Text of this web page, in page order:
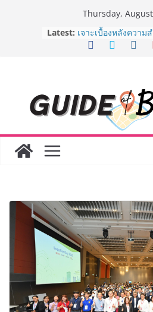
Thursday,
Latest: เจาะเบื้องหลังความ
Day 2026 จากแคม
จ่าย ผสาน
กลุ่มเซ็นทรัล สร้าง
3 ปี
กรมการท่องเที่ยวเดิ
Coach รุ่นใหม่ ขับเ
ระดับผลิตภัณฑ์ท้อง
พาณิชย์อย่างยั่งยืน
“ตลาดดอกไม้สี่มุมเมื
สด ดอกไม้ประดิษฐ์
ภัณฑ์ครบวงจร ขอเชิ
และของขวัญต้อนรับ
บริการทุกวันตลอด
ครั้งแรกของไทย ส่
“CE-7 MATCH” ฝีมื
สำรวจดวงจันทร์ 24